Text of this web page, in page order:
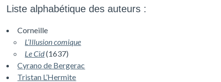
Liste alphabétique des auteurs :
Corneille
L’Illusion comique
Le Cid(1637)
Cyrano de Bergerac
Tristan L’Hermite